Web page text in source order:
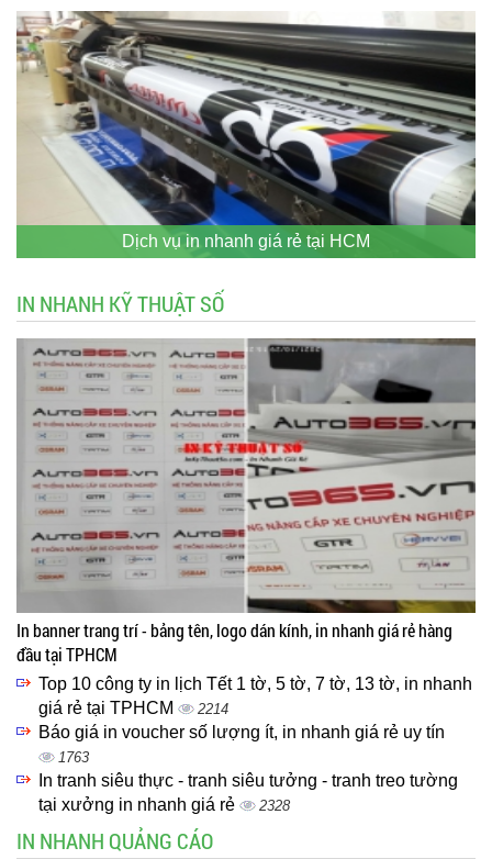
Dịch vụ in nhanh giá rẻ tại HCM
IN NHANH KỸ THUẬT SỐ
In banner trang trí - bảng tên, logo dán kính, in nhanh giá rẻ hàng
đầu tại TPHCM
Top 10 công ty in lịch Tết 1 tờ, 5 tờ, 7 tờ, 13 tờ, in nhanh
giá rẻ tại TPHCM
2214
Báo giá in voucher số lượng ít, in nhanh giá rẻ uy tín
1763
In tranh siêu thực - tranh siêu tưởng - tranh treo tường
tại xưởng in nhanh giá rẻ
2328
IN NHANH QUẢNG CÁO